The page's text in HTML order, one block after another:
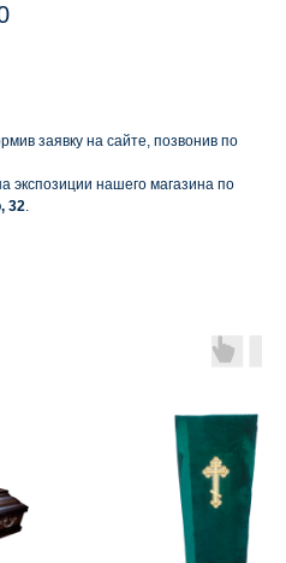
заявку на сайте, позвонив по
экспозиции нашего магазина по
32.